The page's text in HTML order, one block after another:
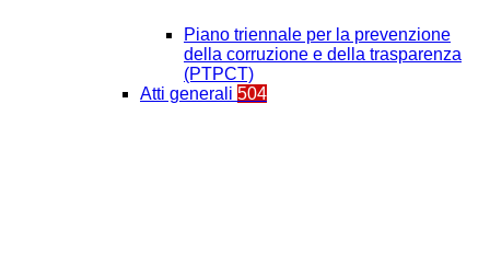
Piano triennale per la prevenzione
della corruzione e della trasparenza
(PTPCT)
Atti generali 504